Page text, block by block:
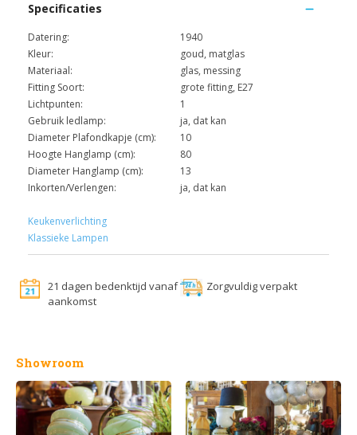
Specificaties
Datering:
1940
Kleur:
goud, matglas
Materiaal:
glas, messing
Fitting Soort:
grote fitting, E27
Lichtpunten:
1
Gebruik ledlamp:
ja, dat kan
Diameter Plafondkapje (cm):
10
Hoogte Hanglamp (cm):
80
Diameter Hanglamp (cm):
13
Inkorten/Verlengen:
ja, dat kan
Keukenverlichting
Klassieke Lampen
21 dagen bedenktijd vanaf
aankomst
Zorgvuldig verpakt
Showroom